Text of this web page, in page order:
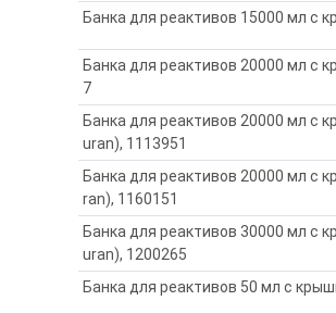
Банка для реактивов 15000 мл с
Банка для реактивов 20000 мл с
7
Банка для реактивов 20000 мл с
uran), 1113951
Банка для реактивов 20000 мл с
ran), 1160151
Банка для реактивов 30000 мл с
uran), 1200265
Банка для реактивов 50 мл с